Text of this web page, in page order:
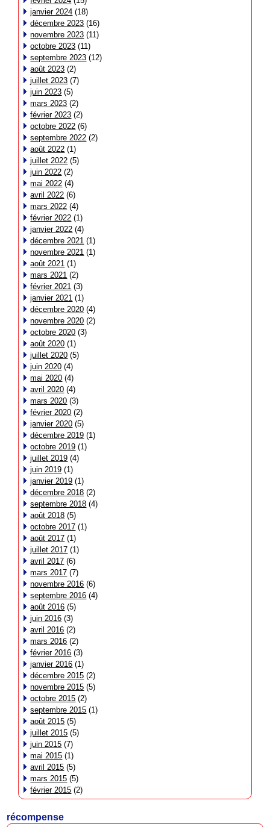
janvier 2024 (18)
décembre 2023 (16)
novembre 2023 (11)
octobre 2023 (11)
septembre 2023 (12)
août 2023 (2)
juillet 2023 (7)
juin 2023 (5)
mars 2023 (2)
février 2023 (2)
octobre 2022 (6)
septembre 2022 (2)
août 2022 (1)
juillet 2022 (5)
juin 2022 (2)
mai 2022 (4)
avril 2022 (6)
mars 2022 (4)
février 2022 (1)
janvier 2022 (4)
décembre 2021 (1)
novembre 2021 (1)
août 2021 (1)
mars 2021 (2)
février 2021 (3)
janvier 2021 (1)
décembre 2020 (4)
novembre 2020 (2)
octobre 2020 (3)
août 2020 (1)
juillet 2020 (5)
juin 2020 (4)
mai 2020 (4)
avril 2020 (4)
mars 2020 (3)
février 2020 (2)
janvier 2020 (5)
décembre 2019 (1)
octobre 2019 (1)
juillet 2019 (4)
juin 2019 (1)
janvier 2019 (1)
décembre 2018 (2)
septembre 2018 (4)
août 2018 (5)
octobre 2017 (1)
août 2017 (1)
juillet 2017 (1)
avril 2017 (6)
mars 2017 (7)
novembre 2016 (6)
septembre 2016 (4)
août 2016 (5)
juin 2016 (3)
avril 2016 (2)
mars 2016 (2)
février 2016 (3)
janvier 2016 (1)
décembre 2015 (2)
novembre 2015 (5)
octobre 2015 (2)
septembre 2015 (1)
août 2015 (5)
juillet 2015 (5)
juin 2015 (7)
mai 2015 (1)
avril 2015 (5)
mars 2015 (5)
février 2015 (2)
récompense